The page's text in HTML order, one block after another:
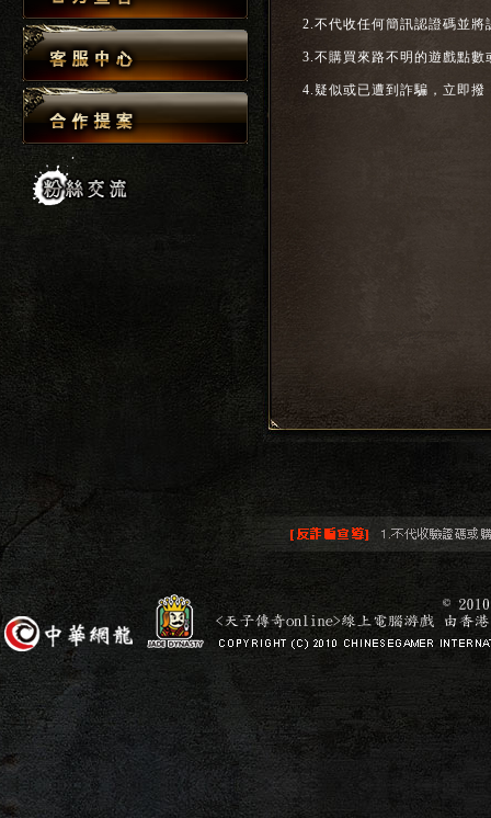
2.不代收任何簡訊認證碼並將
3.不購買來路不明的遊戲點
4.疑似或已遭到詐騙，立即